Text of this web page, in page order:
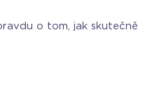
o tom, jak skutečně